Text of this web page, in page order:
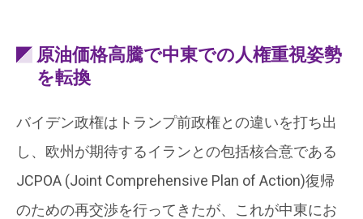
原油価格高騰で中東での人権重視姿勢
を転換
バイデン政権はトランプ前政権との違いを打ち出
し、欧州が期待するイランとの包括核合意である
JCPOA (Joint Comprehensive Plan of Action)復帰
のための再交渉を行ってきたが、これが中東にお